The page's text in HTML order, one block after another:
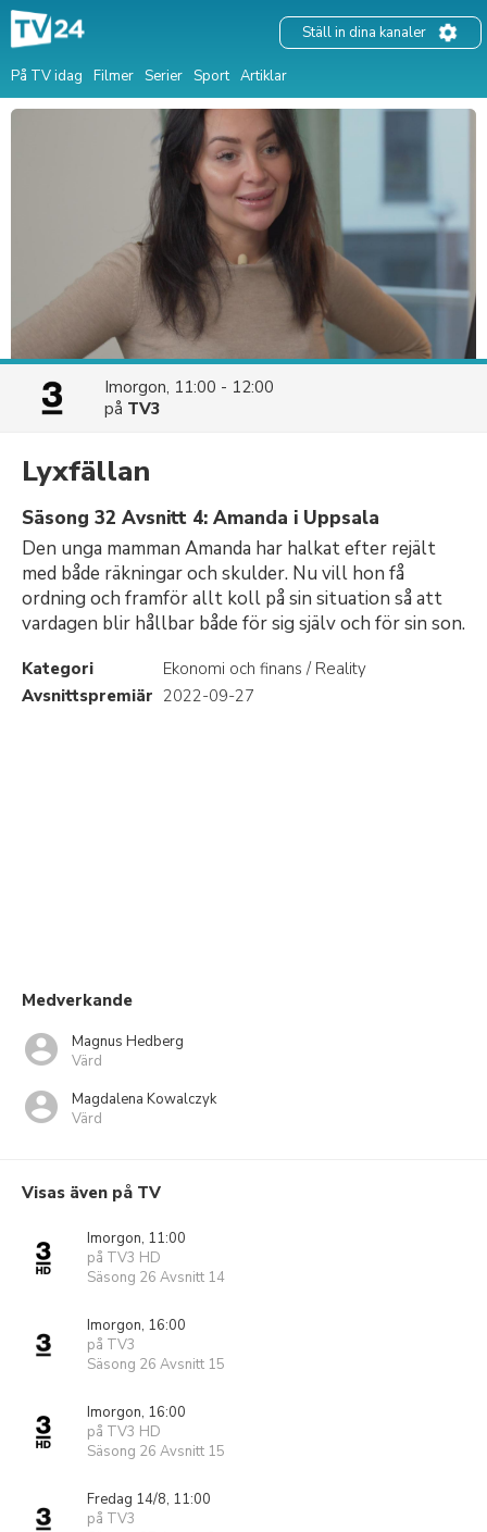
På TV idag Filmer Serier Sport Artiklar
Ställ in dina kanaler
Imorgon, 11:00 - 12:00
på TV3
Lyxfällan
Säsong 32 Avsnitt 4: Amanda i Uppsala
Den unga mamman Amanda har halkat efter rejält
med både räkningar och skulder. Nu vill hon få
ordning och framför allt koll på sin situation så att
vardagen blir hållbar både för sig själv och för sin son.
Kategori
Ekonomi och finans / Reality
Avsnittspremiär 2022-09-27
Medverkande
Magnus Hedberg
Värd
Magdalena Kowalczyk
Värd
Visas även på TV
Imorgon, 11:00
på TV3 HD
Säsong 26 Avsnitt 14
Imorgon, 16:00
på TV3
Säsong 26 Avsnitt 15
Imorgon, 16:00
på TV3 HD
Säsong 26 Avsnitt 15
Fredag 14/8, 11:00
på TV3